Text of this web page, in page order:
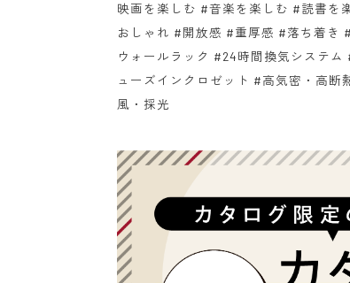
映画を楽しむ #音楽を楽しむ #読書を
おしゃれ #開放感 #重厚感 #落ち着き
ウォールラック #24時間換気システ
ューズインクロゼット #高気密・高
風・採光